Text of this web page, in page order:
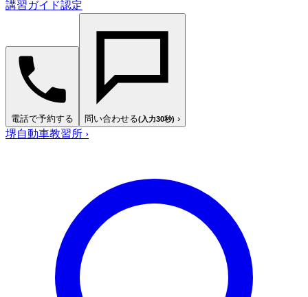
講習ガイド認定
電話で予約する 問い合わせる(入力30秒) ›
堺自動車教習所 ›